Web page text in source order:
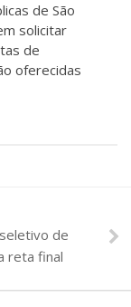
de São
solicitar
de
oferecidas
de
reta final